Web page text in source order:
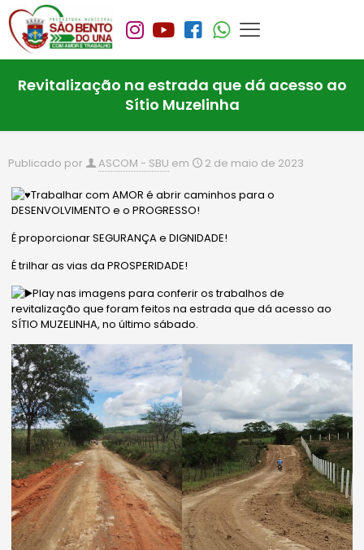
Revitalização na estrada que dá acesso ao
Sítio Muzelinha
Publicado por ASCOM - SBU em 2 de maio de 2023
Trabalhar com AMOR é abrir caminhos para o
DESENVOLVIMENTO e o PROGRESSO!
É proporcionar SEGURANÇA e DIGNIDADE!
É trilhar as vias da PROSPERIDADE!
Play nas imagens para conferir os trabalhos de
revitalização que foram feitos na estrada que dá acesso ao
SÍTIO MUZELINHA, no último sábado.